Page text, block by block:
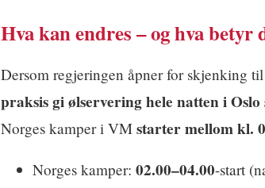
Hva kan endres – og hva betyr
Dersom regjeringen åpner for skjenking
praksis gi ølservering hele natten i
Norges kamper i VM starter mellom kl.
Norges kamper: 02.00–04.00-start